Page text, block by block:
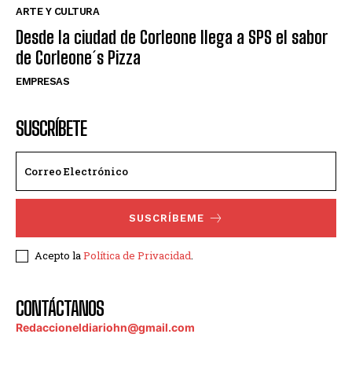
ARTE Y CULTURA
Desde la ciudad de Corleone llega a SPS el sabor
de Corleone´s Pizza
EMPRESAS
SUSCRÍBETE
SUSCRÍBEME
Acepto laPolítica de Privacidad.
CONTÁCTANOS
Redaccioneldiariohn@gmail.com